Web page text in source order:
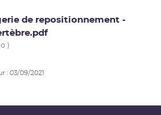
de repositionnement -
)
: 03/09/2021